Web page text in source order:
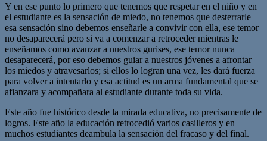
Y en ese punto lo primero que tenemos que respetar en el niño y en
el estudiante es la sensación de miedo, no tenemos que desterrarle
esa sensación sino debemos enseñarle a convivir con ella, ese temor
no desaparecerá pero si va a comenzar a retroceder mientras le
enseñamos como avanzar a nuestros gurises, ese temor nunca
desaparecerá, por eso debemos guiar a nuestros jóvenes a afrontar
los miedos y atravesarlos; si ellos lo logran una vez, les dará fuerza
para volver a intentarlo y esa actitud es un arma fundamental que se
afianzara y acompañara al estudiante durante toda su vida.
Este año fue histórico desde la mirada educativa, no precisamente de
logros. Este año la educación retrocedió varios casilleros y en
muchos estudiantes deambula la sensación del fracaso y del final.